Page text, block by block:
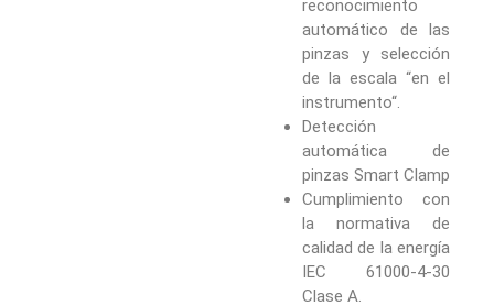
reconocimiento
automático de las
pinzas y selección
de la escala “en el
instrumento“.
Detección
automática de
pinzas Smart Clamp
Cumplimiento con
la normativa de
calidad de la energía
IEC 61000-4-30
Clase A.